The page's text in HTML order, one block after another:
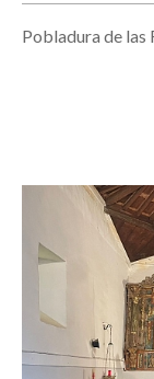
Pobladura de las